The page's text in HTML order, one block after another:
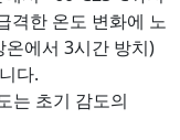
격한 온도 변화에 노
에서 3시간 방치)
다.
는 초기 감도의